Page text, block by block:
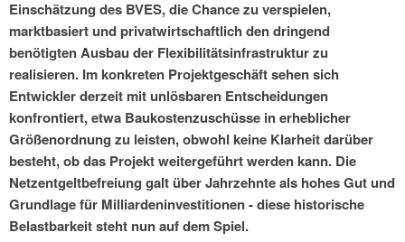
Einschätzung des BVES, die Chance zu verspielen,
marktbasiert und privatwirtschaftlich den dringend
benötigten Ausbau der Flexibilitätsinfrastruktur zu
realisieren. Im konkreten Projektgeschäft sehen sich
Entwickler derzeit mit unlösbaren Entscheidungen
konfrontiert, etwa Baukostenzuschüsse in erheblicher
Größenordnung zu leisten, obwohl keine Klarheit darüber
besteht, ob das Projekt weitergeführt werden kann. Die
Netzentgeltbefreiung galt über Jahrzehnte als hohes Gut und
Grundlage für Milliardeninvestitionen - diese historische
Belastbarkeit steht nun auf dem Spiel.